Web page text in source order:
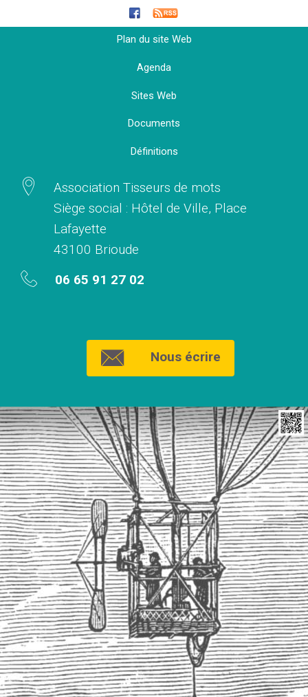
Plan du site Web
Agenda
Sites Web
Documents
Définitions
Association Tisseurs de mots
Siège social : Hôtel de Ville, Place
Lafayette
43100 Brioude
06 65 91 27 02
Nous écrire